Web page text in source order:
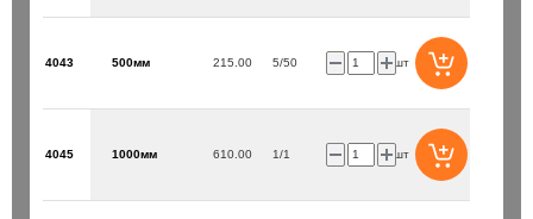
4043 500мм 215.00 5/50 шт
4045 1000мм 610.00 1/1 шт